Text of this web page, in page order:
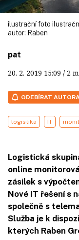
ilustrační foto
autor: Raben
pat
20. 2. 2019 15:09 / 2
ODEBÍRAT
logistika IT
Logistická
online
zásilek s
Nové IT řešení s
společně s
Služba je k
kterých Raben